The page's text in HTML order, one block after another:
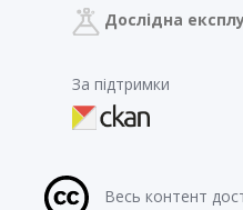
Дослідна
За підтримки
Весь контент